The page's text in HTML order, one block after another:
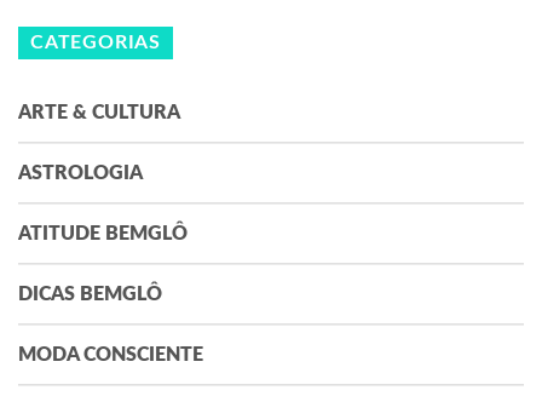
CATEGORIAS
ARTE & CULTURA
ASTROLOGIA
ATITUDE BEMGLÔ
DICAS BEMGLÔ
MODA CONSCIENTE